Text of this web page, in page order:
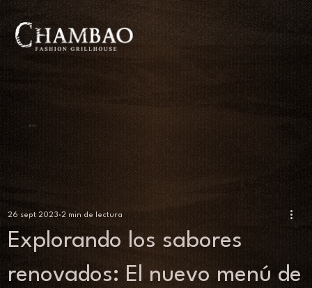
BLOG
Explorando los sabores
renovados: El nuevo menú de
26 sept 2023 2 min de lectura